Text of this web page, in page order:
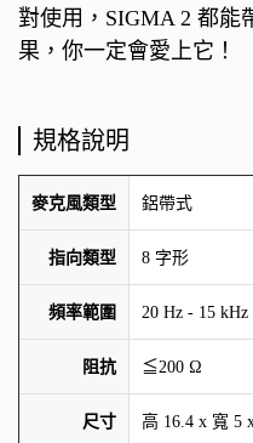
對使用，SIGMA 2 都能
果，你一定會愛上它！
規格說明
麥克風類型 鋁帶式
指向類型 8 字形
頻率範圍 20 Hz - 15 kHz
阻抗 ≦200 Ω
尺寸 高 16.4 x 寬 5